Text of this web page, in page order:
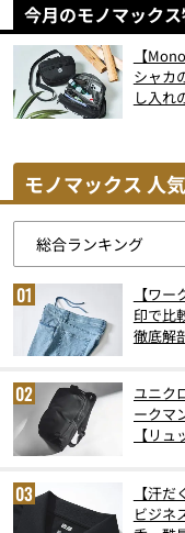
今月のモノマック
【
シャカ
し入れ
モノマックス 人
【ワ
印で比
徹底解
ユニク
ークマ
【リ
【汗
ビジネ